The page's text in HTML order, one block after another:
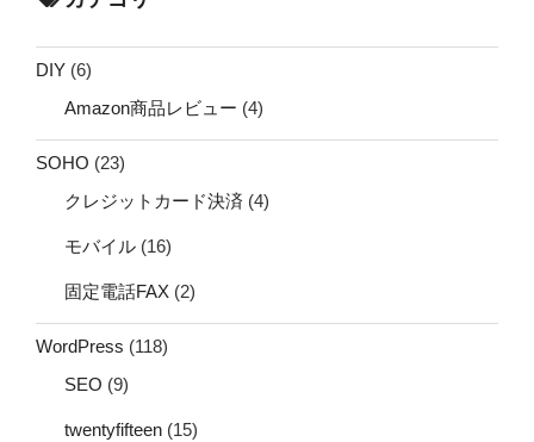
DIY (6)
Amazon商品レビュー (4)
SOHO (23)
クレジットカード決済 (4)
モバイル (16)
固定電話FAX (2)
WordPress (118)
SEO (9)
twentyfifteen (15)